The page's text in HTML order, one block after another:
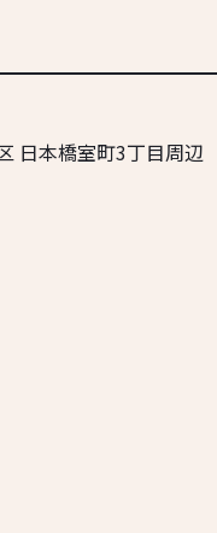
日本橋室町3丁目周辺